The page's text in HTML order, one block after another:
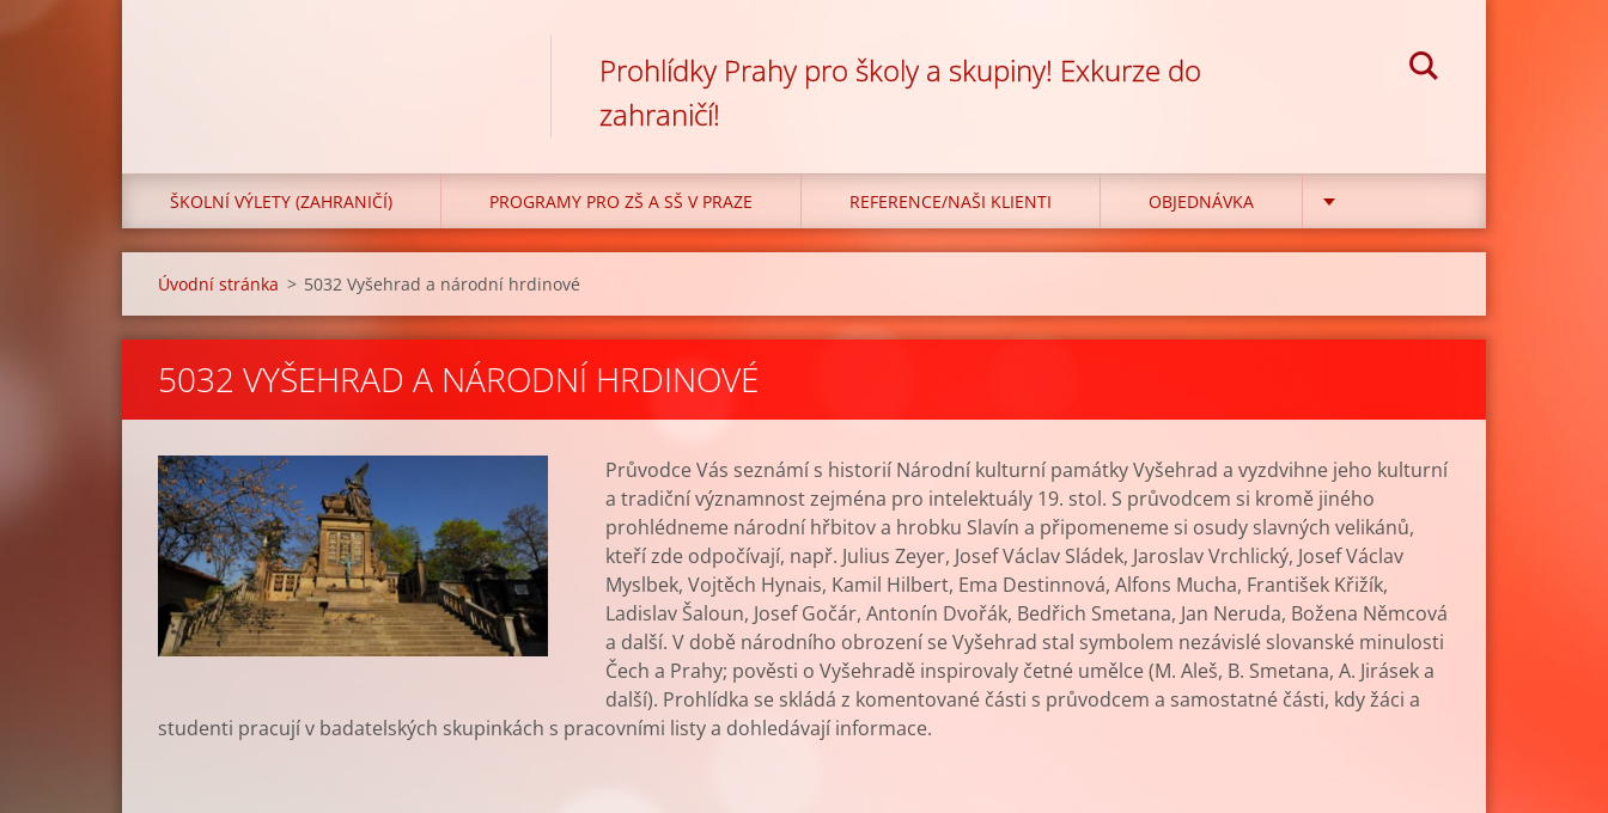
Prohlídky Prahy pro školy a skupiny! Exkurze do
zahraničí!
ŠKOLNÍ VÝLETY (ZAHRANIČÍ) PROGRAMY PRO ZŠ A SŠ V PRAZE REFERENCE/NAŠI KLIENTI OBJEDNÁVKA
Úvodní stránka > 5032 Vyšehrad a národní hrdinové
5032 VYŠEHRAD A NÁRODNÍ HRDINOVÉ
Průvodce Vás seznámí s historií Národní kulturní památky Vyšehrad a vyzdvihne jeho kulturní
a tradiční významnost zejména pro intelektuály 19. stol. S průvodcem si kromě jiného
prohlédneme národní hřbitov a hrobku Slavín a připomeneme si osudy slavných velikánů,
kteří zde odpočívají, např. Julius Zeyer, Josef Václav Sládek, Jaroslav Vrchlický, Josef Václav
Myslbek, Vojtěch Hynais, Kamil Hilbert, Ema Destinnová, Alfons Mucha, František Křižík,
Ladislav Šaloun, Josef Gočár, Antonín Dvořák, Bedřich Smetana, Jan Neruda, Božena Němcová
a další. V době národního obrození se Vyšehrad stal symbolem nezávislé slovanské minulosti
Čech a Prahy; pověsti o Vyšehradě inspirovaly četné umělce (M. Aleš, B. Smetana, A. Jirásek a
další). Prohlídka se skládá z komentované části s průvodcem a samostatné části, kdy žáci a
studenti pracují v badatelských skupinkách s pracovními listy a dohledávají informace.